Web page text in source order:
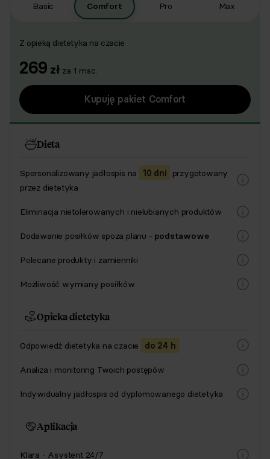
Basic Comfort Pro Max
Z opieką dietetyka na czacie
269 zł za 1 msc.
Kupuję pakiet Comfort
Dieta
Spersonalizowany jadłospis na 10 dni
przygotowany
przez dietetyka
Eliminacja nietolerowanych i nielubianych produktów
Dodawanie posiłków spoza planu - podstawowe
Polecane produkty i zamienniki
Możliwość wymiany posiłków
Opieka dietetyka
Odpowiedź dietetyka na czacie do 24 h
Analiza i monitoring Twoich postępów
Indywidualny jadłospis od dyplomowanego dietetyka
Aplikacja
Klara - Asystent 24/7